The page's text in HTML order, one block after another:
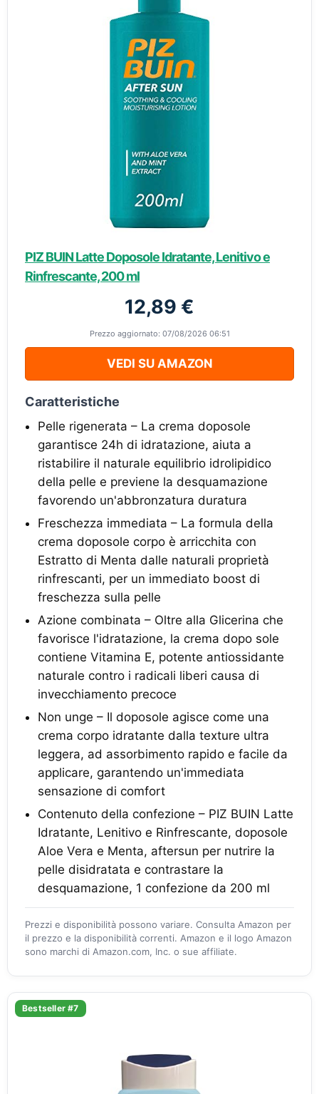
PIZ BUIN Latte Doposole Idratante, Lenitivo e
Rinfrescante, 200 ml
12,89 €
Prezzo aggiornato: 07/08/2026 06:51
VEDI SU AMAZON
Caratteristiche
Pelle rigenerata – La crema doposole
garantisce 24h di idratazione, aiuta a
ristabilire il naturale equilibrio idrolipidico
della pelle e previene la desquamazione
favorendo un'abbronzatura duratura
Freschezza immediata – La formula della
crema doposole corpo è arricchita con
Estratto di Menta dalle naturali proprietà
rinfrescanti, per un immediato boost di
freschezza sulla pelle
Azione combinata – Oltre alla Glicerina che
favorisce l'idratazione, la crema dopo sole
contiene Vitamina E, potente antiossidante
naturale contro i radicali liberi causa di
invecchiamento precoce
Non unge – Il doposole agisce come una
crema corpo idratante dalla texture ultra
leggera, ad assorbimento rapido e facile da
applicare, garantendo un'immediata
sensazione di comfort
Contenuto della confezione – PIZ BUIN Latte
Idratante, Lenitivo e Rinfrescante, doposole
Aloe Vera e Menta, aftersun per nutrire la
pelle disidratata e contrastare la
desquamazione, 1 confezione da 200 ml
Prezzi e disponibilità possono variare. Consulta Amazon per
il prezzo e la disponibilità correnti. Amazon e il logo Amazon
sono marchi di Amazon.com, Inc. o sue affiliate.
Bestseller #7